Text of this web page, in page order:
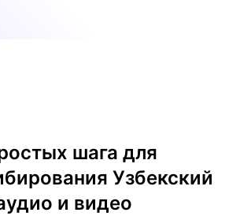
шага для
Узбекский
и видео